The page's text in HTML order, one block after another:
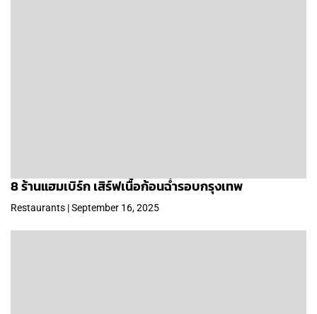
8 ร้านแฮมเบิร์ก เสิร์ฟเนื้อก้อนฉ่ำรอบกรุงเทพ
Restaurants | September 16, 2025